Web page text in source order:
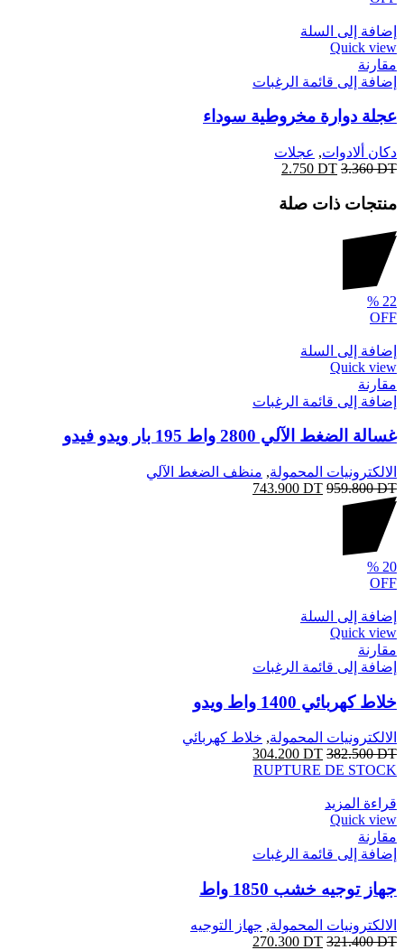
إضافة إلى السلة
Quick view
مقارنة
إضافة إلى قائمة الرغبات
عجلة دوارة مخروطية سوداء
دكان ألادوات, عجلات
3.360DT
2.750 DT
منتجات ذات صلة
22
%
OFF
إضافة إلى السلة
Quick view
مقارنة
إضافة إلى قائمة الرغبات
غسالة الضغط الآلي 2800 واط 195 بار ويدو فيدو
الالكترونيات المحمولة, منظف الضغط الآلي
959.800DT
743.900 DT
20
%
OFF
إضافة إلى السلة
Quick view
مقارنة
إضافة إلى قائمة الرغبات
خلاط كهربائي 1400 واط ويدو
الالكترونيات المحمولة, خلاط كهربائي
382.500DT
304.200 DT
RUPTURE DE STOCK
قراءة المزيد
Quick view
مقارنة
إضافة إلى قائمة الرغبات
جهاز توجيه خشب 1850 واط
الالكترونيات المحمولة, جهاز التوجيه
321.400DT
270.300 DT